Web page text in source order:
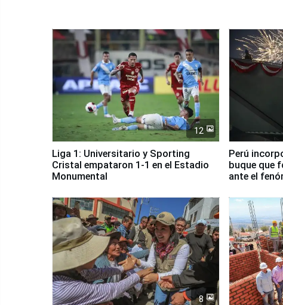
12
Liga 1: Universitario y Sporting
Cristal empataron 1-1 en el Estadio
Monumental
Perú
buque que
ante el
8